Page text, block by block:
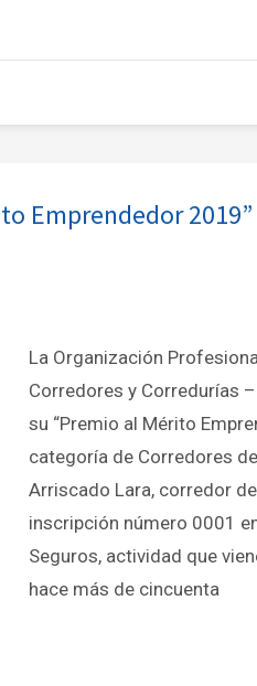
Emprendedor
La Organización
Corredores y Corredurías
su “Premio al Mérito
categoría de Corredores
Arriscado Lara, corredor
inscripción número 0001
Seguros, actividad que
hace más de cincuenta